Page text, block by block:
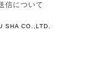
信について
SHA CO.,LTD.